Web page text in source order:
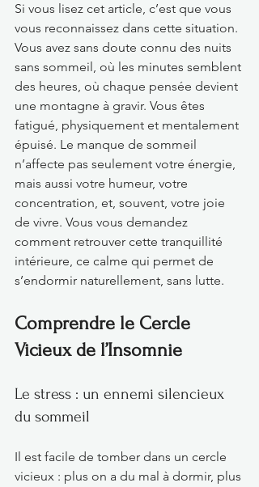
Si vous lisez cet article, c’est que vous
vous reconnaissez dans cette situation.
Vous avez sans doute connu des nuits
sans sommeil, où les minutes semblent
des heures, où chaque pensée devient
une montagne à gravir. Vous êtes
fatigué, physiquement et mentalement
épuisé. Le manque de sommeil
n’affecte pas seulement votre énergie,
mais aussi votre humeur, votre
concentration, et, souvent, votre joie
de vivre. Vous vous demandez
comment retrouver cette tranquillité
intérieure, ce calme qui permet de
s’endormir naturellement, sans lutte.
Comprendre le Cercle
Vicieux de l’Insomnie
Le stress : un ennemi silencieux
du sommeil
Il est facile de tomber dans un cercle
vicieux : plus on a du mal à dormir, plus